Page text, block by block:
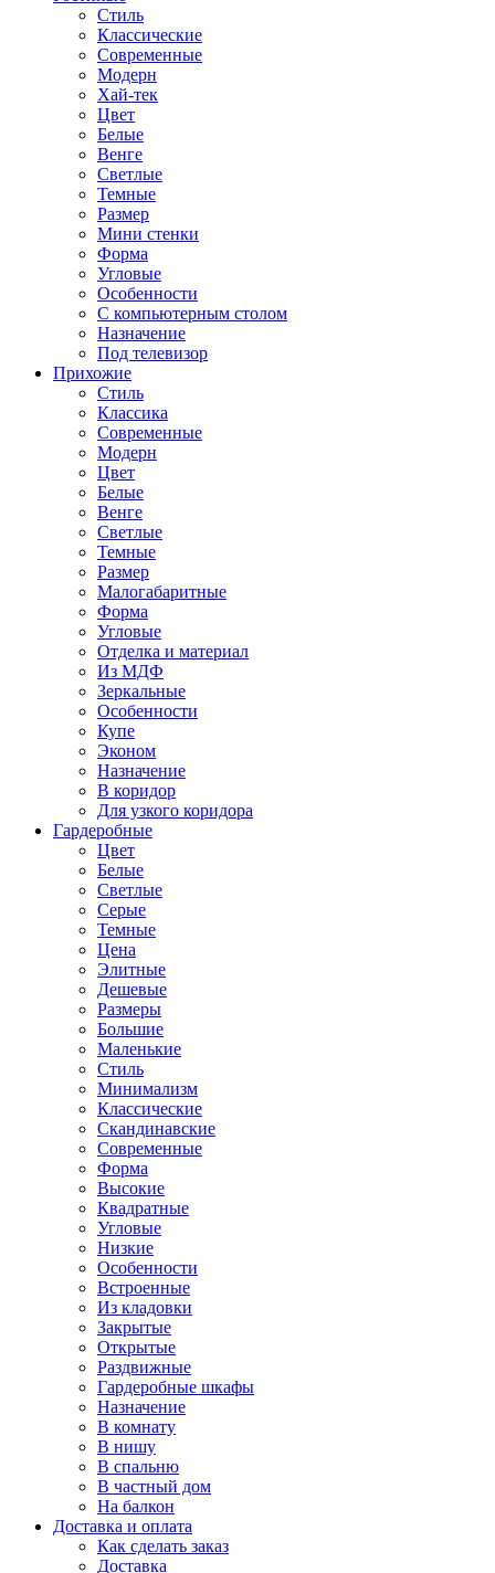
Стиль
Классические
Современные
Модерн
Хай-тек
Цвет
Белые
Венге
Светлые
Темные
Размер
Мини стенки
Форма
Угловые
Особенности
С компьютерным столом
Назначение
Под телевизор
Прихожие
Стиль
Классика
Современные
Модерн
Цвет
Белые
Венге
Светлые
Темные
Размер
Малогабаритные
Форма
Угловые
Отделка и материал
Из МДФ
Зеркальные
Особенности
Купе
Эконом
Назначение
В коридор
Для узкого коридора
Гардеробные
Цвет
Белые
Светлые
Серые
Темные
Цена
Элитные
Дешевые
Размеры
Большие
Маленькие
Стиль
Минимализм
Классические
Скандинавские
Современные
Форма
Высокие
Квадратные
Угловые
Низкие
Особенности
Встроенные
Из кладовки
Закрытые
Открытые
Раздвижные
Гардеробные шкафы
Назначение
В комнату
В нишу
В спальню
В частный дом
На балкон
Доставка и оплата
Как сделать заказ
Доставка